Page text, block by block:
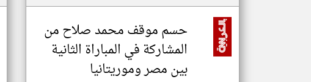
حسم موقف محمد صلاح من
المشاركة في المباراة الثانية
بين مصر وموريتانيا